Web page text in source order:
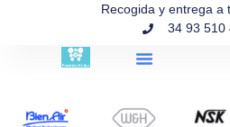
Recogida y entrega a
34 93 510